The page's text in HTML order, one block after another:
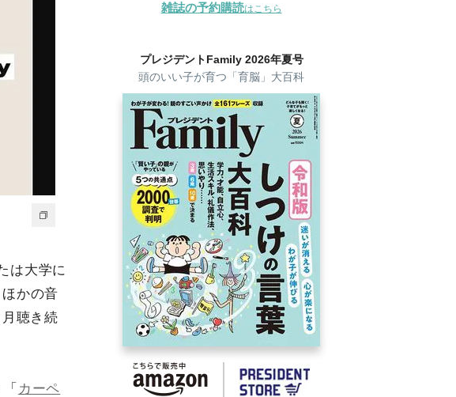
は大学に
かの音
聴き続
カーペ
雑誌の予約購読はこちら
プレジデントFamily 2026年夏号
頭のいい子が育つ「育脳」大百科